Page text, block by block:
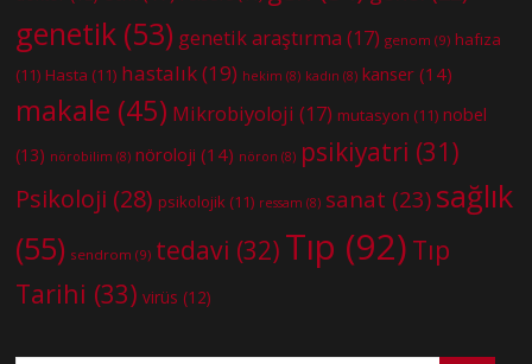
genetik (53) genetik araştırma (17) genom (9) hafıza
(11) Hasta (11) hastalık(19) hekim (8) kadın (8) kanser (14)
makale (45) Mikrobiyoloji (17) mutasyon (11) nobel
(13) nörobilim (8) nöroloji (14) nöron (8) psikiyatri (31)
Psikoloji (28) psikolojik (11) ressam (8) sanat (23) sağlık
(55) sendrom (9) tedavi (32) Tıp (92) Tıp
Tarihi (33) virüs (12)